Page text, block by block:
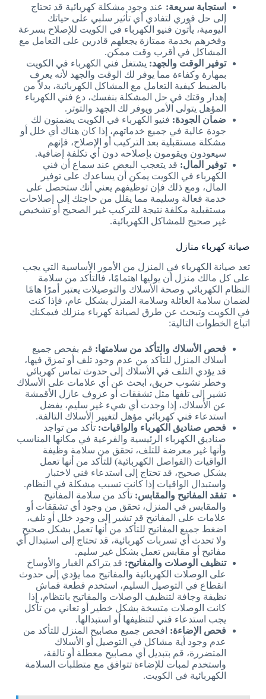
استجابة سريعة: عند وجود مشكلة كهربائية قد تحتاج
إلى حل فوري لتفادي أي تأثير سلبي على حياتك
اليومية، يأتون فنيو الكهرباء في الكويت للإصلاح بسرعة
وفخرهم بخدمة ممتازة يجعلهم قادرين على التعامل مع
المشاكل في أقرب وقت ممكن.
توفير الوقت والجهد: يشتغل فني الكهرباء في الكويت
بمهارة وكفاءة مما يوفر لك الوقت والجهد لأنه يعرف
بالضبط كيفية التعامل مع المشاكل الكهربائية، بدلاً من
إهدار وقتك في حل المشكلة بنفسك، دع فني الكهرباء
المؤهل يتولى الأمر ويوفر لك الجهد والتوتر.
ضمان الجودة: فنيو الكهرباء في الكويت يضمنون لك
جودة عالية في جميع خدماتهم، إذا كان هناك أي خلل أو
مشكلة مستقبلية بعد التركيب أو الإصلاح، فإنهم
سيعودون ويقومون بإصلاحه دون أي تكلفة إضافية.
توفير المال: قد يتعجب البعض عند سماع أن فني
الكهرباء في الكويت يمكن أن يساعدك على توفير
المال، ومع ذلك فإن توظيفهم يعني أنك ستحصل على
خدمة فعالة وسليمة مما يقلل من حاجتك إلى إصلاحات
مستقبلية مكلفة نتيجة للتركيب غير الصحيح أو تشخيص
غير صحيح للمشاكل الكهربائية.
صيانة كهرباء منازل
تعد صيانة الكهرباء في المنزل من الأمور الأساسية التي يجب
على كل مالك منزل أن يوليها اهتمامًا، فالتأكد من سلامة
النظام الكهربائي وصحة الأسلاك والتوصيلات يعتبر أمرًا هامًا
لضمان سلامة العائلة وسلامة المنزل بشكل عام، فإذا كنت
في الكويت وتبحث عن طرق لصيانة كهرباء منزلك فيمكنك
اتباع الخطوات التالية:
فحص الأسلاك والتأكد من سلامتها: قم بفحص جميع
أسلاك المنزل للتأكد من عدم وجود تلف أو تمزق فيها،
قد يؤدي التلف في الأسلاك إلى حدوث تماس كهربائي
وخطر نشوب حريق، ابحث عن أي علامات على الأسلاك
تشير إلى تلفها مثل تشققات أو عزوف عازل الأقمشة
عن الأسلاك، إذا وجدت أي شيء غير سليم، يفضل
استدعاء فني كهربائي مؤهل لتغيير الأسلاك التالفة.
فحص صناديق الكهرباء والواقيات: تأكد من تواجد
صناديق الكهرباء الرئيسية والفرعية في مكانها المناسب
وأنها غير معرضة للتلف، تحقق من سلامة وظيفة
الواقيات (الفواصل الكهربائية) للتأكد من أنها تعمل
بشكل صحيح، قد تحتاج إلى استدعاء فني لاختبار
واستبدال الواقيات إذا كانت تسبب مشكلة في النظام.
تفقد المفاتيح والمقابس: تأكد من سلامة المفاتيح
والمقابس في المنزل، تحقق من وجود أي تشققات أو
علامات على المفاتيح قد تشير إلى وجود خلل أو تلف،
اضغط جميع المفاتيح للتأكد من أنها تعمل بشكل صحيح
ولا تحدث أي تسربات كهربائية، قد تحتاج إلى استبدال أي
مفاتيح أو مقابس تعمل بشكل غير سليم.
تنظيف الوصلات والمفاتيح: قد يتراكم الغبار والأوساخ
على الوصلات الكهربائية والمفاتيح مما يؤدي إلى حدوث
انقطاع في التوصيل السليم، استخدم قطعة قماش
نظيفة وجافة لتنظيف الوصلات والمفاتيح بانتظام، إذا
كانت الوصلات متسخة بشكل خطير أو تعاني من تآكل
يجب استدعاء فني لتنظيفها أو استبدالها.
فحص الإضاءة: افحص جميع مصابيح المنزل للتأكد من
عدم وجود أية مشاكل في التوصيل أو الأسلاك
المتضررة، قم بتبديل أي مصابيح معطلة أو تالفة،
واستخدم لمبات للإضاءة تتوافق مع متطلبات السلامة
الكهربائية في الكويت.